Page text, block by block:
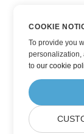
COOKIE
To provide you
personalization,
toour cookie